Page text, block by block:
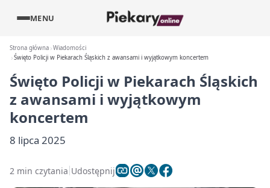
MENU
Strona główna Wiadomości
Święto Policji w Piekarach Śląskich z awansami i wyjątkowym koncertem
Święto Policji w Piekarach Śląskich
z awansami i wyjątkowym
koncertem
8 lipca 2025
2 min czytania Udostępnij